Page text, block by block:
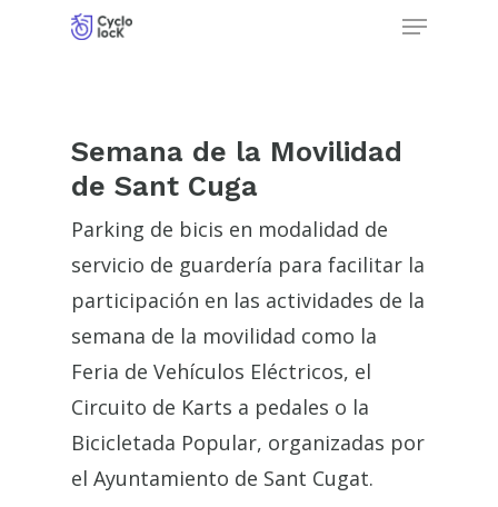
Menu
Semana de la Movilidad
de Sant Cuga
Parking de bicis en modalidad de
servicio de guardería para facilitar la
participación en las actividades de la
semana de la movilidad como la
Feria de Vehículos Eléctricos, el
Circuito de Karts a pedales o la
Bicicletada Popular, organizadas por
el Ayuntamiento de Sant Cugat.